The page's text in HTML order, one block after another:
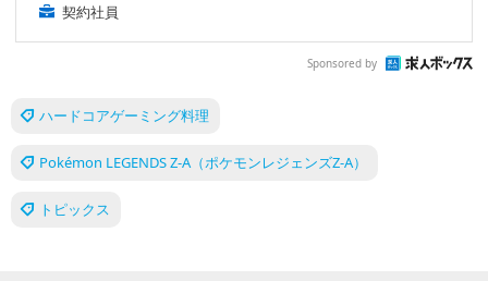
契約社員
Sponsored by
ハードコアゲーミング料理
Pokémon LEGENDS Z-A（ポケモンレジェンズZ-A）
トピックス